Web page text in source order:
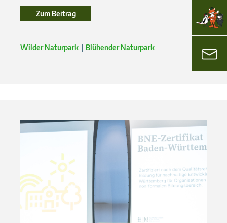
Zum BeitragZum Beitrag
Wilder Naturpark Blühender Naturpark